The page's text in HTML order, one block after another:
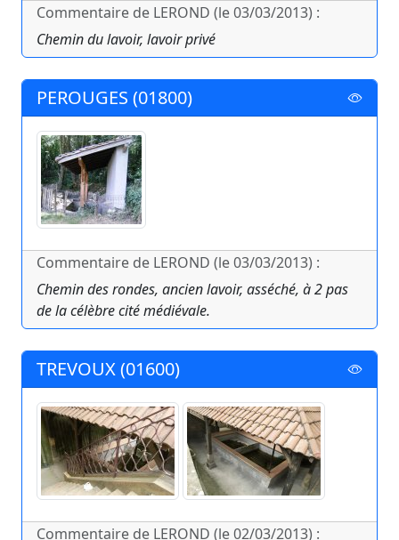
Commentaire de LEROND (le 03/03/2013) :
Chemin du lavoir, lavoir privé
PEROUGES (01800)
Commentaire de LEROND (le 03/03/2013) :
Chemin des rondes, ancien lavoir, asséché, à 2 pas
de la célèbre cité médiévale.
TREVOUX (01600)
Commentaire de LEROND (le 02/03/2013) :